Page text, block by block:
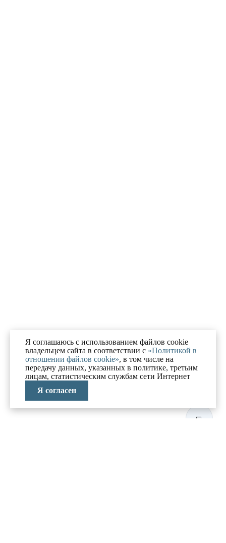
Я соглашаюсь с использованием файлов cookie
владельцем сайта в соответствии с «Политикой в
отношении файлов cookie», в том числе на
передачу данных, указанных в политике, третьим
лицам, статистическим службам сети Интернет
Я согласен